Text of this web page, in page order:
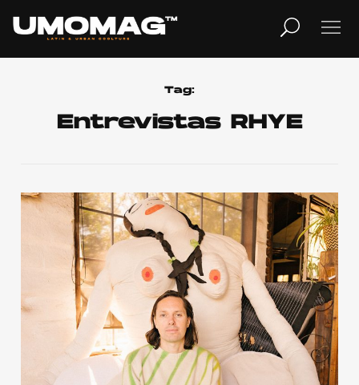
Home
Cover Story
Publicidad
Tag:
Entrevistas RHYE